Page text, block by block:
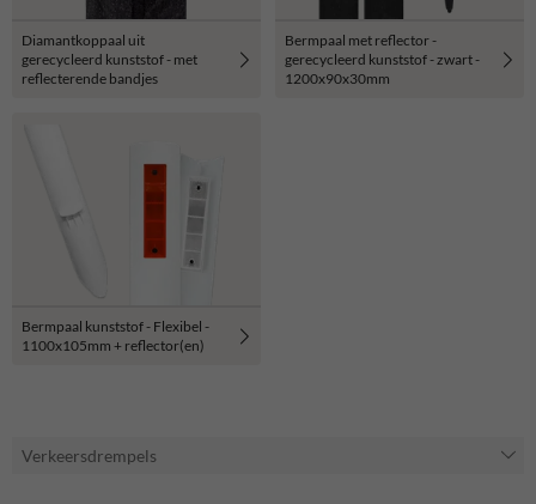
Diamantkoppaal uit
gerecycleerd kunststof - met
reflecterende bandjes
Bermpaal met reflector -
gerecycleerd kunststof - zwart -
1200x90x30mm
Bermpaal kunststof - Flexibel -
1100x105mm + reflector(en)
Verkeersdrempels